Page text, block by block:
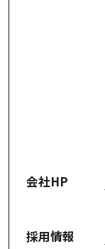
会社HP
採用情報